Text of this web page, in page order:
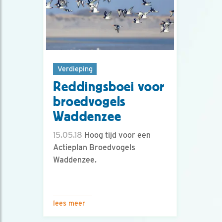
Verdieping
Reddingsboei voor
broedvogels
Waddenzee
15.05.18 Hoog tijd voor een
Actieplan Broedvogels
Waddenzee.
lees meer